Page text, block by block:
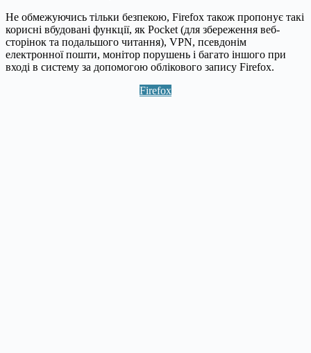
Не обмежуючись тільки безпекою, Firefox також пропонує такі
корисні вбудовані функції, як Pocket (для збереження веб-
сторінок та подальшого читання), VPN, псевдонім
електронної пошти, монітор порушень і багато іншого при
вході в систему за допомогою облікового запису Firefox.
Firefox